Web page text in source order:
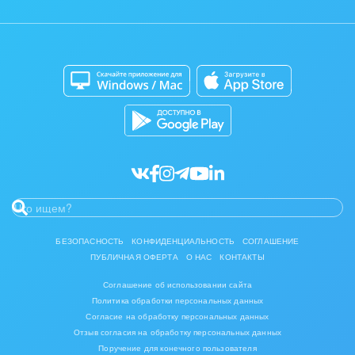
Кибербезопасность
Битрикс24 для Энтерпрайз
Битрикс24 Маркет
Разработчикам приложений
БЕЗОПАСНОСТЬ КОНФИДЕНЦИАЛЬНОСТЬ
СОГЛАШЕНИЕ
ПУБЛИЧНАЯ ОФЕРТА
О НАС КОНТАКТЫ
Соглашение об использовании сайта
Политика обработки персональных данных
Согласие на обработку персональных данных
Отзыв согласия на обработку персональных данных
Поручение для конечного пользователя